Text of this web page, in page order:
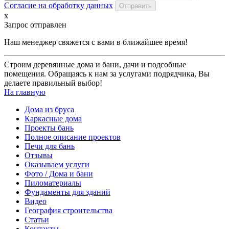
Согласие на обработку данных
x
Запрос отправлен
Наш менеджер свяжется с вами в ближайшее время!
Строим деревянные дома и бани, дачи и подсобные
помещения. Обращаясь к нам за услугами подрядчика, Вы
делаете правильный выбор!
На главную
Дома из бруса
Каркасные дома
Проекты бань
Полное описание проектов
Печи для бань
Отзывы
Оказываем услуги
Фото / Дома и бани
Пиломатериалы
Фундаменты для зданий
Видео
География строительства
Статьи